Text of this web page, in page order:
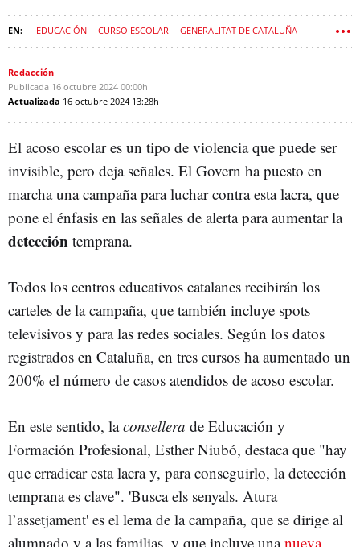
EDUCACIÓN CURSO ESCOLAR GENERALITAT DE CATALUÑA
GOVERN
Redacción
Publicada 16 octubre 2024 00:00h
Actualizada 16 octubre 2024 13:28h
El acoso escolar es un tipo de violencia que puede ser
invisible, pero deja señales. El Govern ha puesto en
marcha una campaña para luchar contra esta lacra, que
pone el énfasis en las señales de alerta para aumentar la
detección temprana.
Todos los centros educativos catalanes recibirán los
carteles de la campaña, que también incluye spots
televisivos y para las redes sociales. Según los datos
registrados en Cataluña, en tres cursos ha aumentado un
200% el número de casos atendidos de acoso escolar.
En este sentido, laconsellera de Educación y
Formación Profesional, Esther Niubó, destaca que "hay
que erradicar esta lacra y, para conseguirlo, la detección
temprana es clave". 'Busca els senyals. Atura
l’assetjament' es el lema de la campaña, que se dirige al
alumnado y a las familias, y que incluye unanueva